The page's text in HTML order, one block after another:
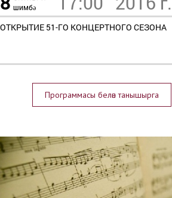
шимбә
ОТКРЫТИЕ 51-ГО КОНЦЕРТНОГО СЕЗОНА
Программасы белән танышырга